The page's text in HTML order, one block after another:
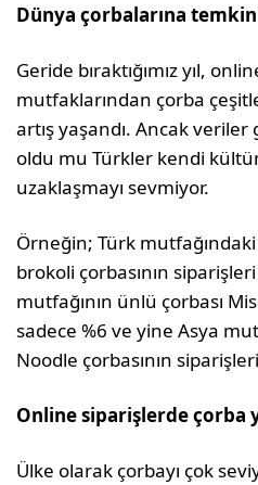
Dünya çorbalarına
Geride bıraktığımız yıl,
mutfaklarından çorba
artış yaşandı. Ancak
oldu mu Türkler kendi
uzaklaşmayı sevmiyor.
Örneğin; Türk
brokoli çorbasının
mutfağının ünlü çorbası
sadece %6 ve yine Asya
Noodle çorbasının
Online siparişlerde çorba
Ülke olarak çorbayı çok